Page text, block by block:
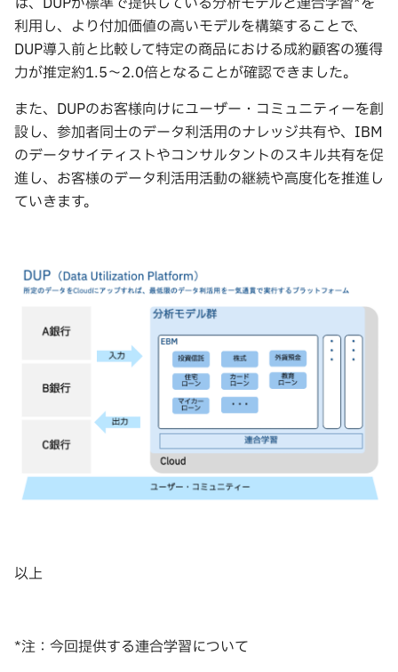
利用し、より付加価値の高いモデルを構築することで、
DUP導入前と比較して特定の商品における成約顧客の獲得
力が推定約1.5〜2.0倍となることが確認できました。
また、DUPのお客様向けにユーザー・コミュニティーを創
設し、参加者同士のデータ利活用のナレッジ共有や、IBM
のデータサイティストやコンサルタントのスキル共有を促
進し、お客様のデータ利活用活動の継続や高度化を推進し
ていきます。
以上
*注：今回提供する連合学習について